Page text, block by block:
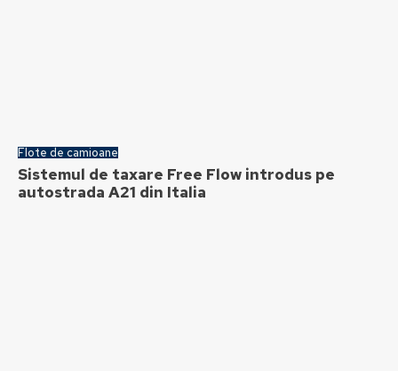
Flote de camioane
Sistemul de taxare Free Flow introdus pe
autostrada A21 din Italia